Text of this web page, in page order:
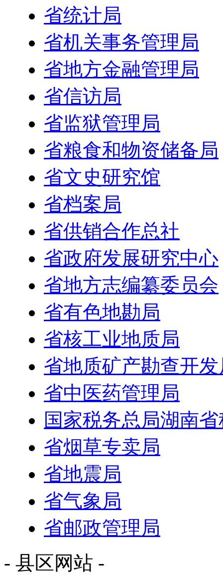
省统计局
省机关事务管理局
省地方金融管理局
省信访局
省监狱管理局
省粮食和物资储备局
省文史研究馆
省档案局
省供销合作总社
省政府发展研究中心
省地方志编纂委员会
省有色地勘局
省核工业地质局
省地质矿产勘查开发
省中医药管理局
国家税务总局湖南
省烟草专卖局
省地震局
省气象局
省邮政管理局
- 县区网站 -